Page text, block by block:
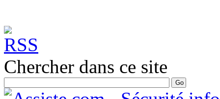
Chercher dans ce site